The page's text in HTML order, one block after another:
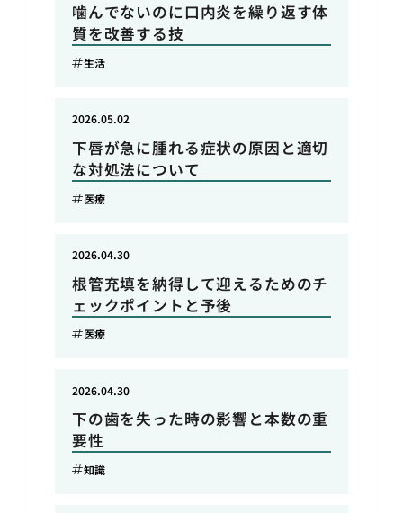
噛んでないのに口内炎を繰り返す体
質を改善する技
生活
下唇が急に腫れる症状の原因と適切
な対処法について
2026.05.02
医療
根管充填を納得して迎えるためのチ
ェックポイントと予後
2026.04.30
医療
下の歯を失った時の影響と本数の重
要性
2026.04.30
知識